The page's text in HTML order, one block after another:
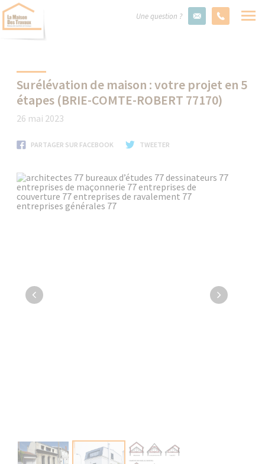
Une question ?
Surélévation de maison : votre projet en 5
étapes (BRIE-COMTE-ROBERT 77170)
26 mai 2023
PARTAGER SUR FACEBOOK TWEETER